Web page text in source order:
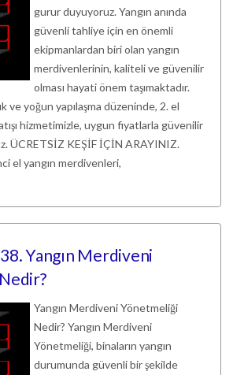
gurur duyuyoruz. Yangın anında
güvenli tahliye için en önemli
ekipmanlardan biri olan yangın
merdivenlerinin, kaliteli ve güvenilir
olması hayati önem taşımaktadır.
ve yoğun yapılaşma düzeninde, 2. el
hizmetimizle, uygun fiyatlarla güvenilir
ÜCRETSİZ KEŞİF İÇİN ARAYINIZ.
el yangın merdivenleri,
Yangın Merdiveni
Yangın Merdiveni Yönetmeliği
Nedir? Yangın Merdiveni
Yönetmeliği, binaların yangın
durumunda güvenli bir şekilde